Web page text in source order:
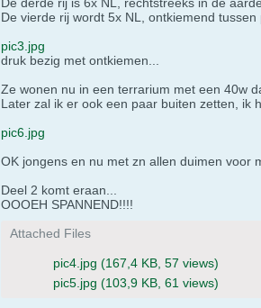
De vierde rij wordt 5x NL, ontkiemend tussen
pic3.jpg
druk bezig met ontkiemen...
Ze wonen nu in een terrarium met een 40w
Later zal ik er ook een paar buiten zetten, ik
pic6.jpg
OK jongens en nu met zn allen duimen voor
Deel 2 komt eraan...
OOOEH SPANNEND!!!!
Attached Files
pic4.jpg (167,4 KB, 57 views)
pic5.jpg (103,9 KB, 61 views)